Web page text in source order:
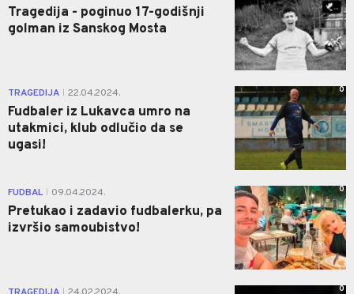
Tragedija - poginuo 17-godišnji
golman iz Sanskog Mosta
TRAGEDIJA 22.04.2024.
Fudbaler iz Lukavca umro na
utakmici, klub odlučio da se
ugasi!
0
FUDBAL 09.04.2024.
Pretukao i zadavio fudbalerku, pa
izvršio samoubistvo!
0
0